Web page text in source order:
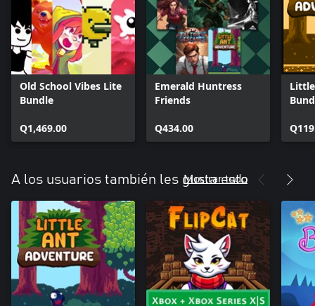
Old School Vibes Lite
Bundle
Q1,469.00
Emerald Huntress
Friends
Q434.00
A los usuarios también les gusta esto
Mostrar todo